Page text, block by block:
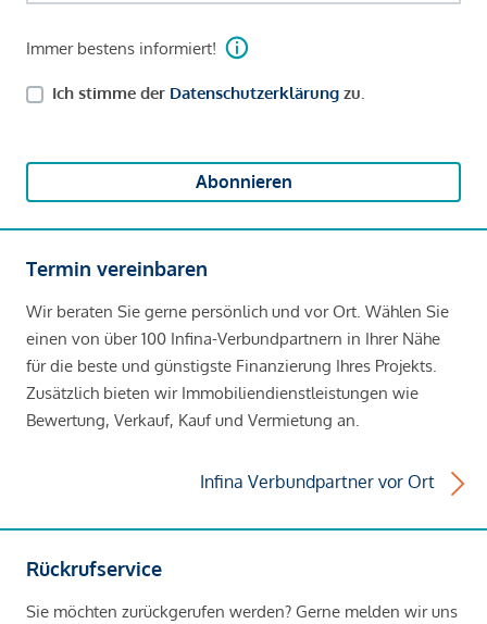
Immer bestens informiert!
Ich stimme der Datenschutzerklärung zu.
Abonnieren
Termin vereinbaren
Wir beraten Sie gerne persönlich und vor Ort. Wählen Sie
einen von über 100 Infina-Verbundpartnern in Ihrer Nähe
für die beste und günstigste Finanzierung Ihres Projekts.
Zusätzlich bieten wir Immobiliendienstleistungen wie
Bewertung, Verkauf, Kauf und Vermietung an.
Infina Verbundpartner vor Ort
Rückrufservice
Sie möchten zurückgerufen werden? Gerne melden wir uns